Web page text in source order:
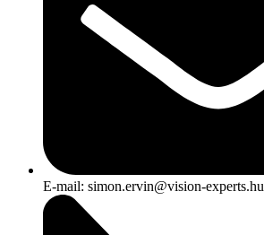
E-mail: simon.ervin@vision-experts.hu